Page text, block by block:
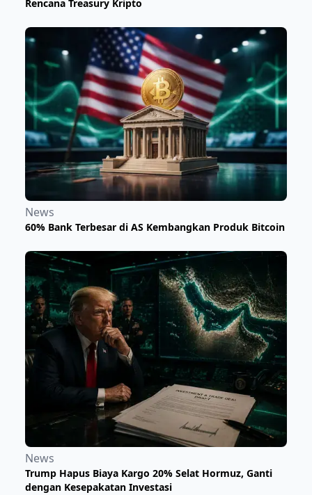
Rencana Treasury Kripto
News
60% Bank Terbesar di AS Kembangkan Produk Bitcoin
News
Trump Hapus Biaya Kargo 20% Selat Hormuz, Ganti
dengan Kesepakatan Investasi